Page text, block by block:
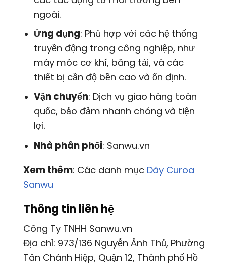
ngoài.
Ứng dụng: Phù hợp với các hệ thống
truyền động trong công nghiệp, như
máy móc cơ khí, băng tải, và các
thiết bị cần độ bền cao và ổn định.
Vận chuyển: Dịch vụ giao hàng toàn
quốc, bảo đảm nhanh chóng và tiện
lợi.
Nhà phân phối: Sanwu.vn
Xem thêm: Các danh mục Dây Curoa
Sanwu
Thông tin liên hệ
Công Ty TNHH Sanwu.vn
Địa chỉ: 973/136 Nguyễn Ảnh Thủ, Phường
Tân Chánh Hiệp, Quận 12, Thành phố Hồ